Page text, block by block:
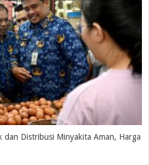
dan Distribusi Minyakita Aman, Harga